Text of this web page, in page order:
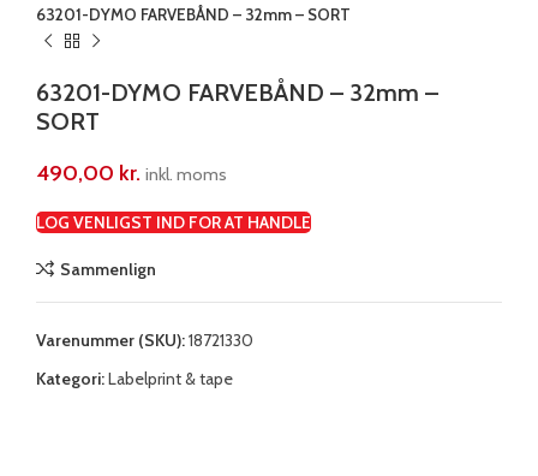
63201-DYMO FARVEBÅND – 32mm – SORT
63201-DYMO FARVEBÅND – 32mm –
SORT
490,00 kr. inkl. moms
LOG VENLIGST IND FOR AT HANDLE
Sammenlign
Varenummer (SKU):18721330
Kategori:Labelprint & tape